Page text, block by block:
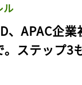
ル
、APAC企
ステップ3
に入りに
インが必